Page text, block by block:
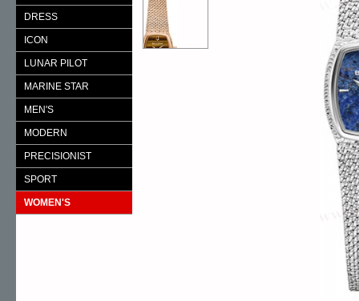
DRESS
ICON
LUNAR PILOT
MARINE STAR
MEN'S
MODERN
PRECISIONIST
SPORT
WOMEN'S